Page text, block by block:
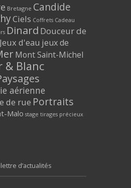
Bretagne Candide
Ciels Coffrets Cadeau
Dinard Douceur de
Jeux d'eau jeux de
Mont Saint-Michel
& Blanc
aérienne
de rue Portraits
Malo stage tirages précieux
d’actualités